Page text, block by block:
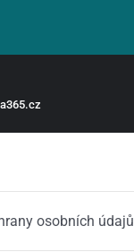
osobních údajů